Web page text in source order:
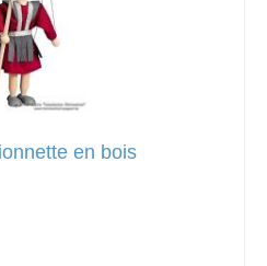
en bois